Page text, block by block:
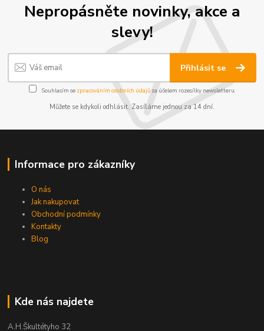
Nepropásněte novinky, akce a
slevy!
Přihlásit se
Souhlasím se zpracováním osobních údajůza účelem rozesílky newsletteru.
Můžete se kdykoli odhlásit. Zasíláme jednou za 14 dní.
Informace pro zákazníky
O nás
Jak nakupovat
Obchodní podmínky
Kontakty
Blog
Kde nás najdete
A.H.Škultétyho 32